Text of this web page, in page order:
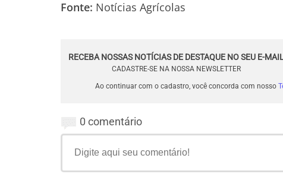
Fonte: Notícias Agrícolas
RECEBA NOSSAS NOTÍCIAS DE DESTAQUE NO SEU E-
CADASTRE-SE NA NOSSA NEWSLETTER
Ao continuar com o cadastro, você concorda com nosso
0 comentário